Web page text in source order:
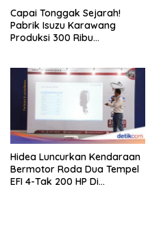
Capai Tonggak Sejarah!
Pabrik Isuzu Karawang
Produksi 300 Ribu
Hidea Luncurkan Kendaraan
Bermotor Roda Dua Tempel
EFI 4-Tak 200 HP Di